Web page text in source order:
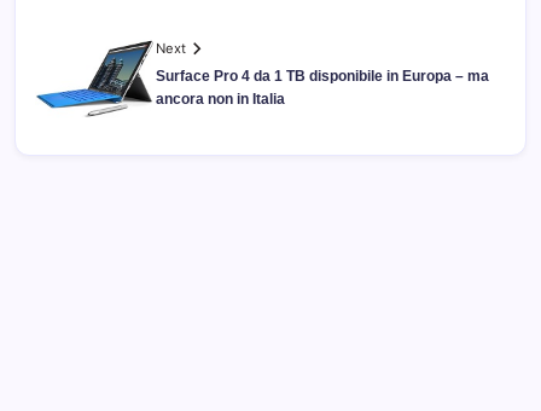
Next
Surface Pro 4 da 1 TB disponibile in Europa – ma
ancora non in Italia